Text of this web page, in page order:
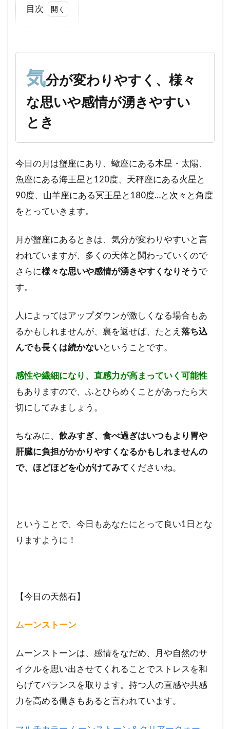
目次
やす
く、
様々
な思
いや
感情
きや
とき
気分が変わりやすく、様々
な思いや感情が湧きやすい
とき
今日の月は蟹座にあり、蠍座にある木星・太陽、
魚座にある海王星と120度、天秤座にある火星と
90度、山羊座にある冥王星と180度…と次々と角度
をとっていきます。
月が蟹座にあるときは、気分が変わりやすいと言
われていますが、多くの天体と関わっていくので
さらに様々な思いや感情が湧きやすくなりそうで
す。
人によってはアップダウンが激しくなる場合もあ
るかもしれませんが、裏を返せば、たとえ 落ち込
んでも長くは続かないということです。
感性や繊細になり、直感力が高まっていく可能性
もありますので、ふとひらめくことがあったら大
切にしてみましょう。
ちなみに、 飲みすぎ、食べ過ぎはいつもより胃や
肝臓に負担がかかりやすくなるかもしれませんの
で、ほどほどを心がけてみて くださいね。
ということで、今日もあなたにとって良い1日とな
りますように！
【今日の天然石】
ムーンストーン
ムーンストーンは、感情をなだめ、月や自然のサ
イクルを思い出させてくれることでストレスを和
らげてバランスを取ります。持つ人の直感や共感
力を高める働きもあると言われています。